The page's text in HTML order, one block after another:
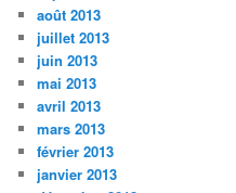
août 2013
juillet 2013
juin 2013
mai 2013
avril 2013
mars 2013
février 2013
janvier 2013